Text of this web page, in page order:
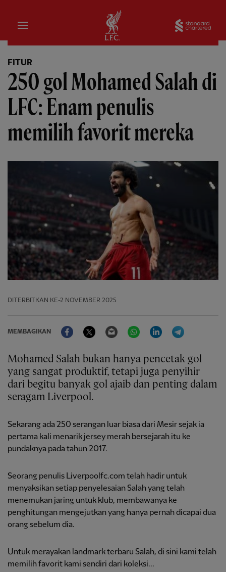
Rumah
FITUR
250 gol Mohamed Salah di
LFC: Enam penulis
memilih favorit mereka
DITERBITKAN KE-2 NOVEMBER 2025
MEMBAGIKAN
FacebookTwitter Email WhatsAppLinkedIn
Mohamed Salah bukan hanya pencetak gol
yang sangat produktif, tetapi juga penyihir
dari begitu banyak gol ajaib dan penting dalam
seragam Liverpool.
Sekarang ada 250 serangan luar biasa dari Mesir sejak ia
pertama kali menarik jersey merah bersejarah itu ke
pundaknya pada tahun 2017.
Seorang penulis Liverpoolfc.com telah hadir untuk
menyaksikan setiap penyelesaian Salah yang telah
menemukan jaring untuk klub, membawanya ke
penghitungan mengejutkan yang hanya pernah dicapai dua
orang sebelum dia.
Untuk merayakan landmark terbaru Salah, di sini kami telah
memilih favorit kami sendiri dari koleksi...